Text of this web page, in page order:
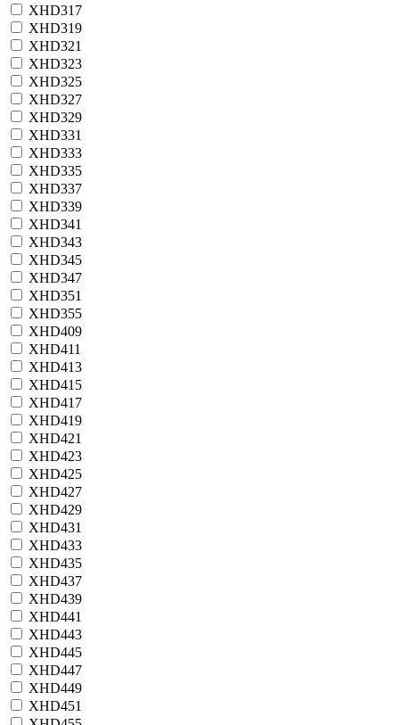
XHD317
XHD319
XHD321
XHD323
XHD325
XHD327
XHD329
XHD331
XHD333
XHD335
XHD337
XHD339
XHD341
XHD343
XHD345
XHD347
XHD351
XHD355
XHD409
XHD411
XHD413
XHD415
XHD417
XHD419
XHD421
XHD423
XHD425
XHD427
XHD429
XHD431
XHD433
XHD435
XHD437
XHD439
XHD441
XHD443
XHD445
XHD447
XHD449
XHD451